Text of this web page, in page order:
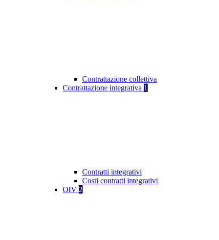
Contrattazione collettiva
Contrattazione integrativa 1
Contratti integrativi
Costi contratti integrativi
OIV 2